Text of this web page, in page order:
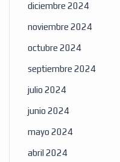
diciembre 2024
noviembre 2024
octubre 2024
septiembre 2024
julio 2024
junio 2024
mayo 2024
abril 2024